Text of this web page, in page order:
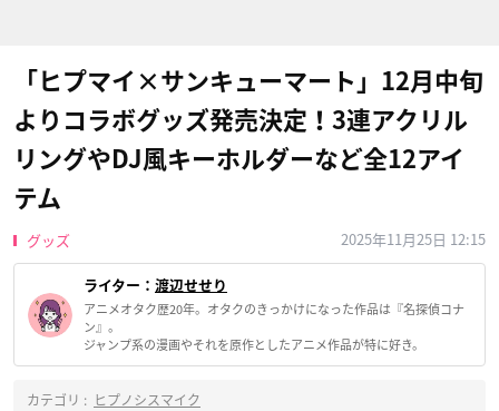
「ヒプマイ×サンキューマート」12月中旬
よりコラボグッズ発売決定！3連アクリル
リングやDJ風キーホルダーなど全12アイ
テム
グッズ 2025年11月25日 12:15
ライター： 渡辺せせり
アニメオタク歴20年。オタクのきっかけになった作品は『名探偵コナ
ン』。
ジャンプ系の漫画やそれを原作としたアニメ作品が特に好き。
カテゴリ : ヒプノシスマイク